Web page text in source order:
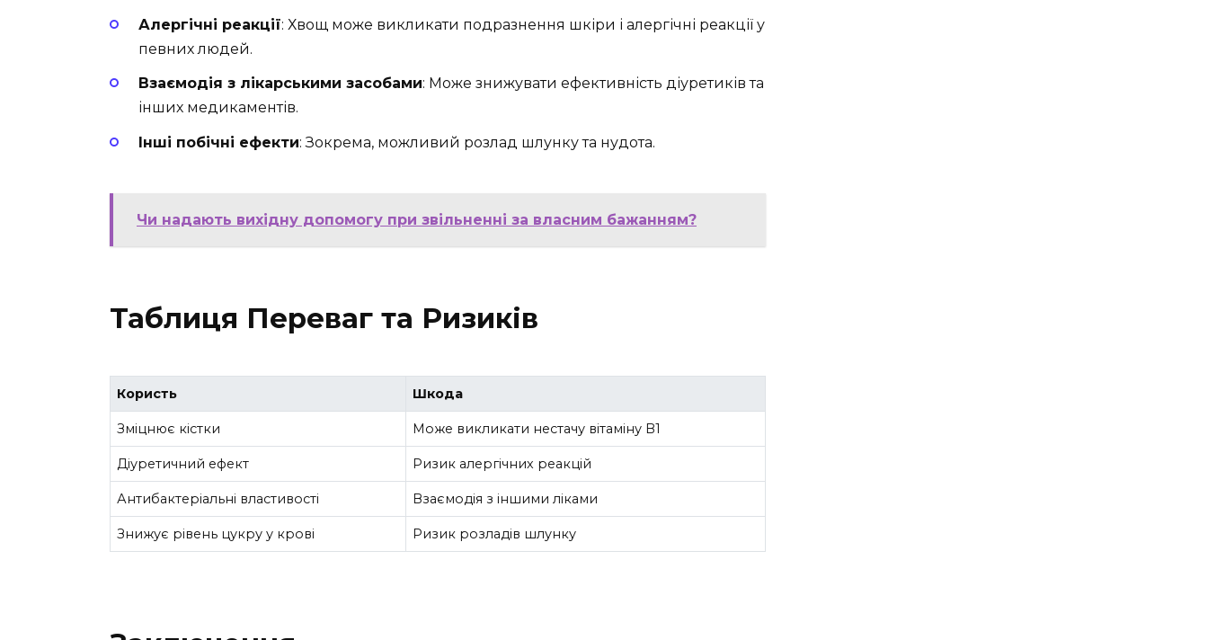
Алергічні реакції: Хвощ може викликати подразнення шкіри і алергічні реакції у
певних людей.
Взаємодія з лікарськими засобами: Може знижувати ефективність діуретиків та
інших медикаментів.
Інші побічні ефекти: Зокрема, можливий розлад шлунку та нудота.
Чи надають вихідну допомогу при звільненні за власним бажанням?
Таблиця Переваг та Ризиків
Користь Шкода
Зміцнює кістки Може викликати нестачу вітаміну B1
Діуретичний ефект Ризик алергічних реакцій
Антибактеріальні властивості Взаємодія з іншими ліками
Знижує рівень цукру у крові Ризик розладів шлунку